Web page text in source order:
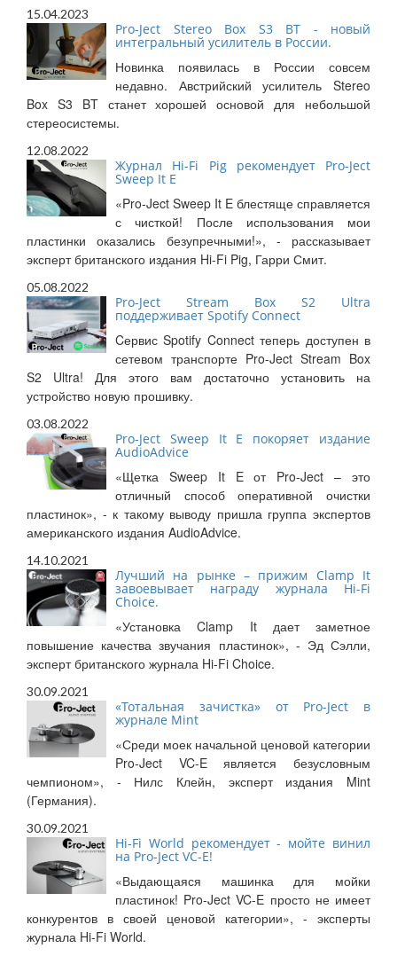
15.04.2023
Pro-Ject Stereo Box S3 BT - новый
интегральный усилитель в России.
Новинка появилась в России совсем
недавно. Австрийский усилитель Stereo
Box S3 BT станет хорошей основой для небольшой
стереосистемы.
12.08.2022
Журнал Hi-Fi Pig рекомендует Pro-Ject
Sweep It E
«Pro-Ject Sweep It E блестяще справляется
с чисткой! После использования мои
пластинки оказались безупречными!», - рассказывает
эксперт британского издания Hi-Fi Pig, Гарри Смит.
05.08.2022
Pro-Ject Stream Box S2 Ultra
поддерживает Spotify Connect
Cервис Spotify Connect теперь доступен в
сетевом транспорте Pro-Ject Stream Box
S2 Ultra! Для этого вам достаточно установить на
устройство новую прошивку.
03.08.2022
Pro-Ject Sweep It E покоряет издание
AudioAdvice
«Щетка Sweep It E от Pro-Ject – это
отличный способ оперативной очистки
пластинок», - к такому выводу пришла группа экспертов
американского издания AudioAdvice.
14.10.2021
Лучший на рынке – прижим Clamp It
завоевывает награду журнала Hi-Fi
Choice.
«Установка Clamp It дает заметное
повышение качества звучания пластинок», - Эд Сэлли,
эксперт британского журнала Hi-Fi Choice.
30.09.2021
«Тотальная зачистка» от Pro-Ject в
журнале Mint
«Среди моек начальной ценовой категории
Pro-Ject VC-E является безусловным
чемпионом», - Нилс Клейн, эксперт издания Mint
(Германия).
30.09.2021
Hi-Fi World рекомендует - мойте винил
на Pro-Ject VC-E!
«Выдающаяся машинка для мойки
пластинок! Pro-Ject VC-E просто не имеет
конкурентов в своей ценовой категории», - эксперты
журнала Hi-Fi World.